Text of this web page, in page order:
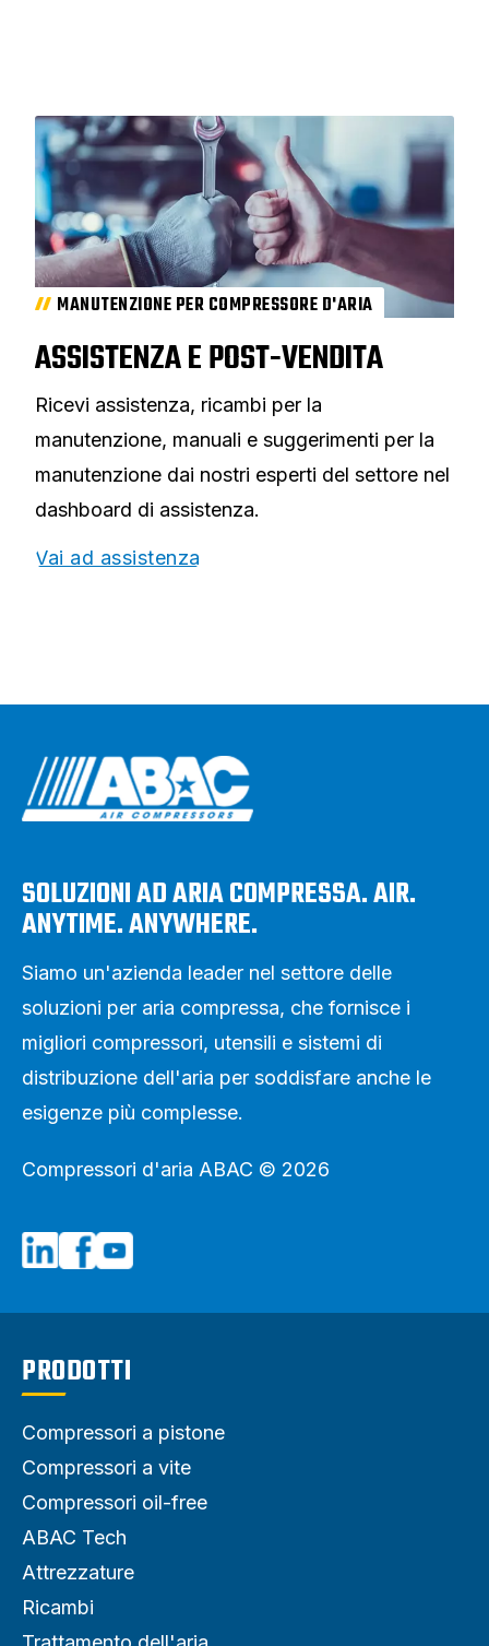
MANUTENZIONE PER COMPRESSORE D'ARIA
ASSISTENZA E POST-VENDITA
Ricevi assistenza, ricambi per la
manutenzione, manuali e suggerimenti per la
manutenzione dai nostri esperti del settore nel
dashboard di assistenza.
Vai ad assistenza
SOLUZIONI AD ARIA COMPRESSA. AIR.
ANYTIME. ANYWHERE.
Siamo un'azienda leader nel settore delle
soluzioni per aria compressa, che fornisce i
migliori compressori, utensili e sistemi di
distribuzione dell'aria per soddisfare anche le
esigenze più complesse.
Compressori d'aria ABAC © 2026
PRODOTTI
Compressori a pistone
Compressori a vite
Compressori oil-free
ABAC Tech
Attrezzature
Ricambi